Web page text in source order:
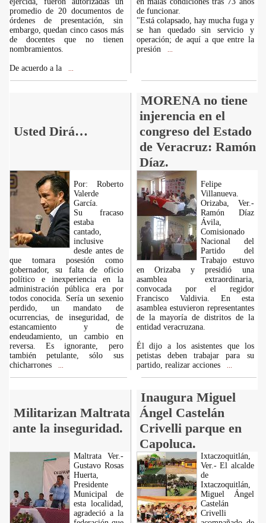
promedio de 20 documentos de
órdenes de presentación, sin
embargo, quedan cinco casos más
de docentes que no tienen
nombramientos.
De acuerdo a la
de funcionar.
"Está colapsado, hay mucha fuga y
se han quedado sin servicio y
operación; de aquí a que entre la
presión
Usted Dirá…
MORENA no tiene
injerencia en el
congreso del Estado
de Veracruz: Ramón
Díaz.
Por: Roberto
Valerde
García.
Su fracaso
estaba
cantado,
inclusive
desde antes de
que tomara posesión como
gobernador, su falta de oficio
político e inexperiencia en la
administración pública era por
todos conocida. Sería un sexenio
perdido, un mandato de
ocurrencias, de inseguridad, de
estancamiento y de
endeudamiento, un cambio en
reversa. Es ignorante, pero
también petulante, sólo sus
chicharrones
Felipe
Villanueva.
Orizaba, Ver.-
Ramón Díaz
Ávila,
Comisionado
Nacional del
Partido del
Trabajo estuvo
en Orizaba y presidió una
asamblea extraordinaria,
convocada por el regidor
Francisco Valdivia. En esta
asamblea estuvieron representantes
de la mayoría de distritos de la
entidad veracruzana.
Él dijo a los asistentes que los
petistas deben trabajar para su
partido, realizar acciones
Militarizan Maltrata
ante la inseguridad.
Inaugura Miguel
Ángel Castelán
Crivelli parque en
Capoluca.
Maltrata Ver.-
Gustavo Rosas
Huerta,
Presidente
Municipal de
esta localidad,
agradeció a la
Ixtaczoquitlán,
Ver.- El alcalde
de
Ixtaczoquitlán,
Miguel Ángel
Castelán
Crivelli